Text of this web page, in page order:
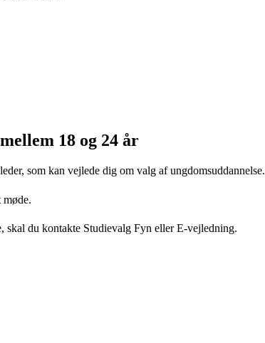
18 og 24 år
som kan vejlede dig om valg af ungdomsuddannelse.
skal du kontakte Studievalg Fyn eller E-vejledning.